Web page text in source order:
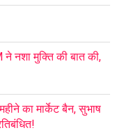
मुक्ति की बात की,
का मार्केट बैन, सुभाष